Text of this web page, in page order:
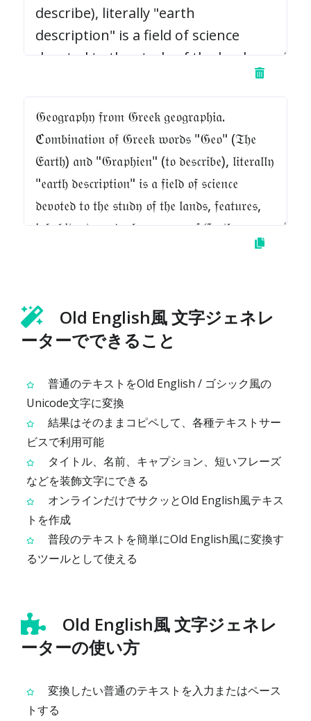
Old English風 文字ジェネレ
ーターでできること
普通のテキストをOld English / ゴシック風の
Unicode文字に変換
結果はそのままコピペして、各種テキストサー
ビスで利用可能
タイトル、名前、キャプション、短いフレーズ
などを装飾文字にできる
オンラインだけでサクッとOld English風テキス
トを作成
普段のテキストを簡単にOld English風に変換す
るツールとして使える
Old English風 文字ジェネレ
ーターの使い方
変換したい普通のテキストを入力またはペース
トする